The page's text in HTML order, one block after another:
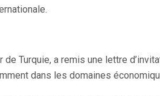
de Turquie, a remis une lettre
dans les domaines